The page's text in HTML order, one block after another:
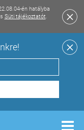
én hatályba
Süti tájékoztatót.